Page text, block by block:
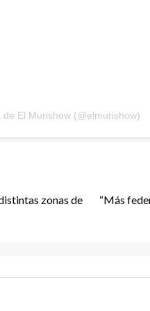
El Murishow (@elmurishow)
zonas de
“Más